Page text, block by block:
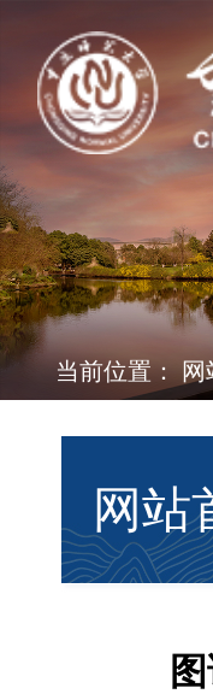
当前位置： 网
网站